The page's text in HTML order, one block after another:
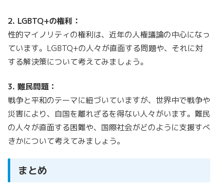
2. LGBTQ+の権利：
性的マイノリティの権利は、近年の人権議論の中心になっ
ています。LGBTQ+の人々が直面する問題や、それに対
する解決策について考えてみましょう。
3. 難民問題：
戦争と平和のテーマに紐づいていますが、世界中で戦争や
災害により、自国を離れざるを得ない人々がいます。難民
の人々が直面する困難や、国際社会がどのように支援すべ
きかについて考えてみましょう。
まとめ